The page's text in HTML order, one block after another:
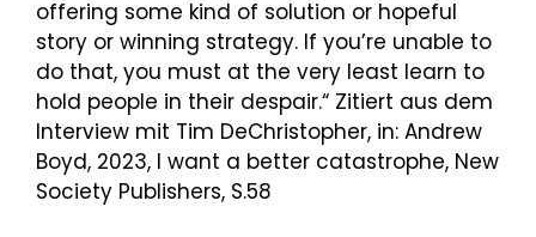
offering some kind of solution or hopeful
story or winning strategy. If you’re unable to
do that, you must at the very least learn to
hold people in their despair.“ Zitiert aus dem
Interview mit Tim DeChristopher, in: Andrew
Boyd, 2023, I want a better catastrophe, New
Society Publishers, S.58